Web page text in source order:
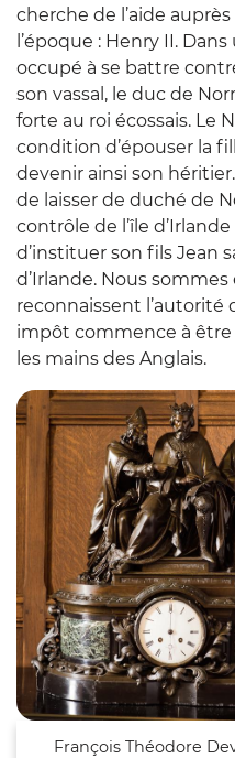
cherche de l’aide
l’époque : Henry II.
occupé à se battre
son vassal, le duc de
forte au roi écossais. Le
condition d’épouser la
devenir ainsi son
de laisser de duché de
contrôle de l’île
d’instituer son fils Jean
d’Irlande. Nous sommes
reconnaissent l’autorité
impôt commence à être
les mains des Anglais.
François Théodore